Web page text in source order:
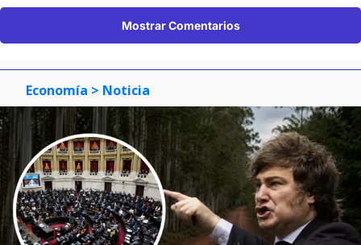
Mostrar Comentarios
Economía > Noticia